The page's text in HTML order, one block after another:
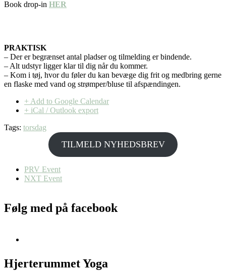
Book drop-in HER
PRAKTISK
– Der er begrænset antal pladser og tilmelding er bindende.
– Alt udstyr ligger klar til dig når du kommer.
– Kom i tøj, hvor du føler du kan bevæge dig frit og medbring gerne
en flaske med vand og strømper/bluse til afspændingen.
+ Add to Google Calendar
+ iCal / Outlook export
Tags: torsdag
TILMELD NYHEDSBREV
PRV Event
NXT Event
Følg med på facebook
Hjerterummet Yoga